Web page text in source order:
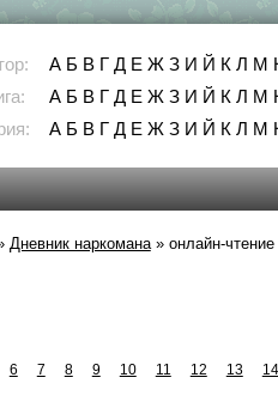
А Б В Г Д Е Ж З И Й К Л М
А Б В Г Д Е Ж З И Й К Л М
А Б В Г Д Е Ж З И Й К Л М
Дневник наркомана» онлайн-
6 7 8 9 10 11 12 13 14